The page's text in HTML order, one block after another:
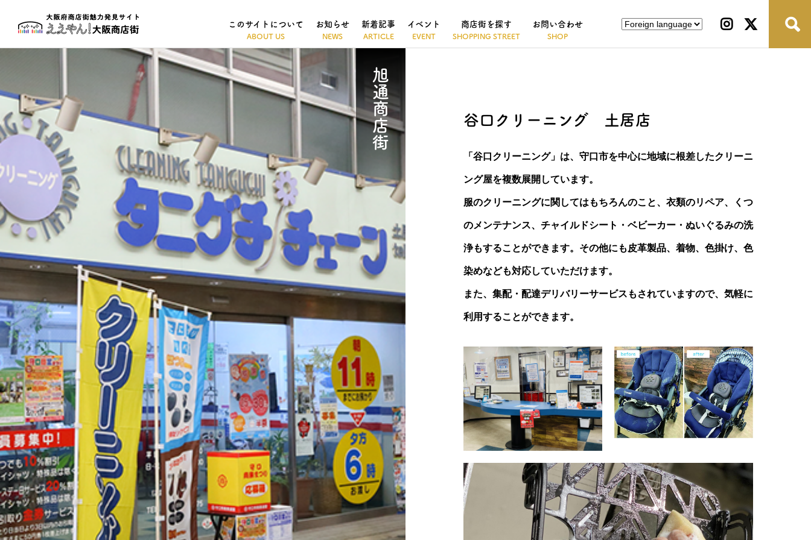
このサイトについて お知らせ 新着記事 イベント 商店街を探す お問い合わせ
旭通商店街 谷口クリーニング 土居店
「谷口クリーニング」は、守口市を中心に地域に根差したクリーニ
ング屋を複数展開しています。
服のクリーニングに関してはもちろんのこと、衣類のリペア、くつ
のメンテナンス、チャイルドシート・ベビーカー・ぬいぐるみの洗
浄もすることができます。その他にも皮革製品、着物、色掛け、色
染めなども対応していただけます。
また、集配・配達デリバリーサービスもされていますので、気軽に
利用することができます。